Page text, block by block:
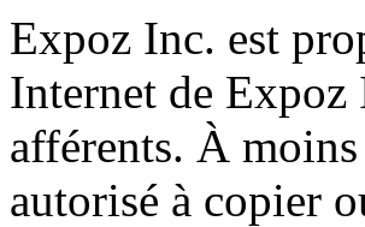
Expoz Inc. est
Internet de Expoz
afférents. À
autorisé à copier